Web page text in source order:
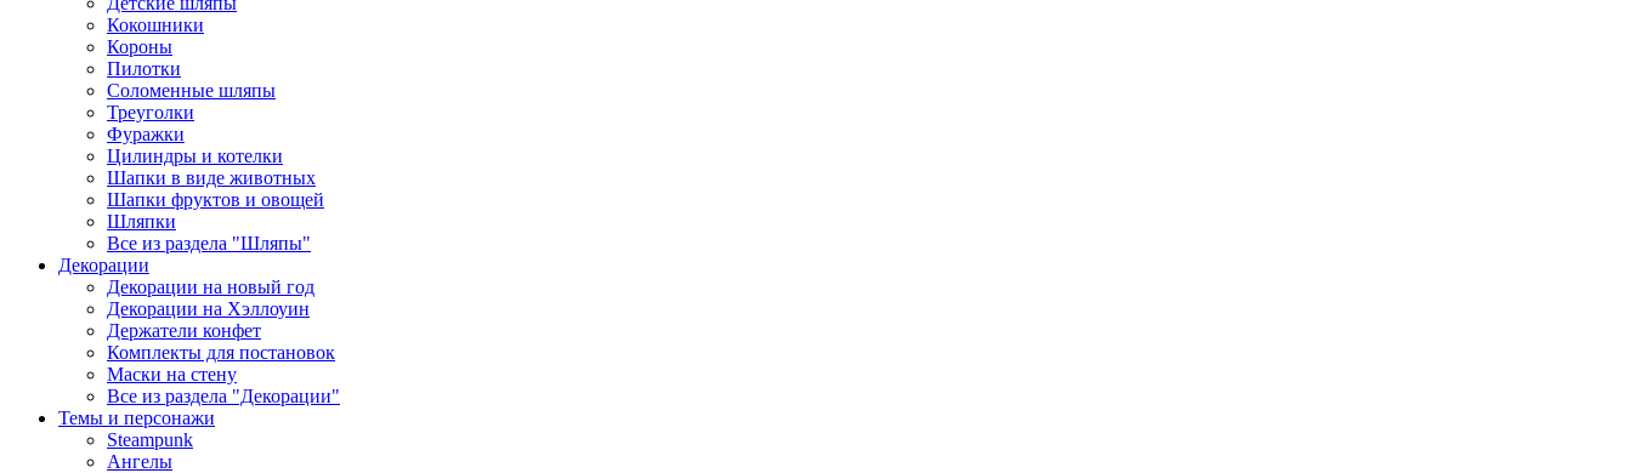
Кокошники
Короны
Пилотки
Соломенные шляпы
Треуголки
Фуражки
Цилиндры и котелки
Шапки в виде животных
Шапки фруктов и овощей
Шляпки
Все из раздела "Шляпы"
Декорации
Декорации на новый год
Декорации на Хэллоуин
Держатели конфет
Комплекты для постановок
Маски на стену
Все из раздела "Декорации"
Темы и персонажи
Steampunk
Ангелы